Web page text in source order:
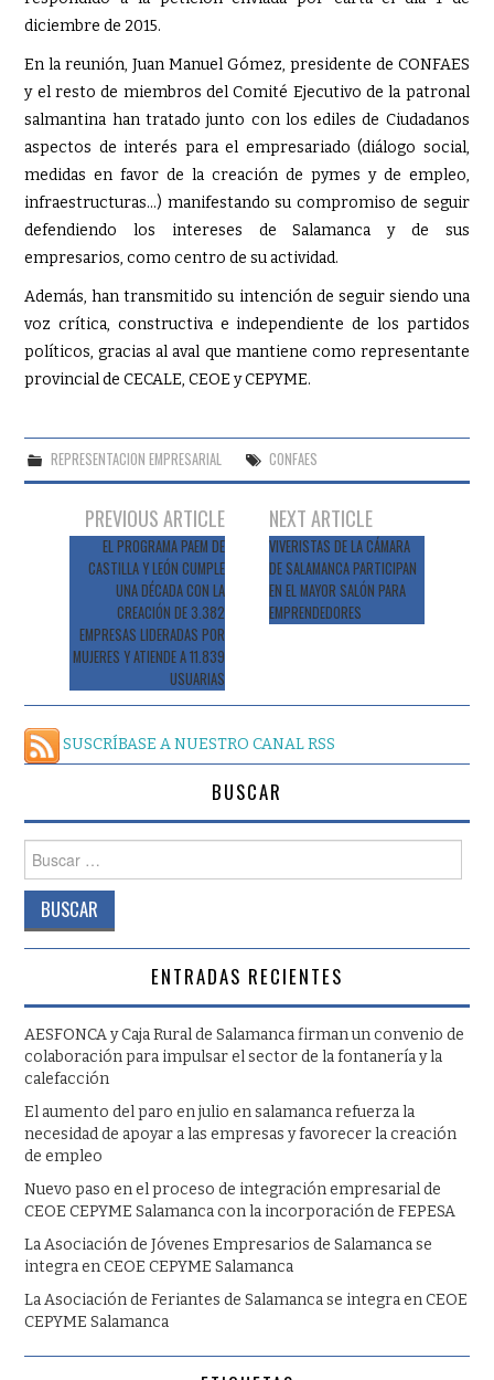
diciembre de 2015.
En la reunión, Juan Manuel Gómez, presidente de CONFAES
y el resto de miembros del Comité Ejecutivo de la patronal
salmantina han tratado junto con los ediles de Ciudadanos
aspectos de interés para el empresariado (diálogo social,
medidas en favor de la creación de pymes y de empleo,
infraestructuras…) manifestando su compromiso de seguir
defendiendo los intereses de Salamanca y de sus
empresarios, como centro de su actividad.
Además, han transmitido su intención de seguir siendo una
voz crítica, constructiva e independiente de los partidos
políticos, gracias al aval que mantiene como representante
provincial de CECALE, CEOE y CEPYME.
REPRESENTACION EMPRESARIAL CONFAES
Navegación
entradas
PREVIOUS ARTICLE
EL PROGRAMA PAEM DE
CASTILLA Y LEÓN CUMPLE
UNA DÉCADA CON LA
CREACIÓN DE 3.382
EMPRESAS LIDERADAS POR
MUJERES Y ATIENDE A 11.839
USUARIAS
NEXT ARTICLE
VIVERISTAS DE LA CÁMARA
DE SALAMANCA PARTICIPAN
EN EL MAYOR SALÓN PARA
EMPRENDEDORES
SUSCRÍBASE A NUESTRO CANAL RSS
BUSCAR
ENTRADAS RECIENTES
AESFONCA y Caja Rural de Salamanca firman un convenio de
colaboración para impulsar el sector de la fontanería y la
calefacción
El aumento del paro en julio en salamanca refuerza la
necesidad de apoyar a las empresas y favorecer la creación
de empleo
Nuevo paso en el proceso de integración empresarial de
CEOE CEPYME Salamanca con la incorporación de FEPESA
La Asociación de Jóvenes Empresarios de Salamanca se
integra en CEOE CEPYME Salamanca
La Asociación de Feriantes de Salamanca se integra en CEOE
CEPYME Salamanca